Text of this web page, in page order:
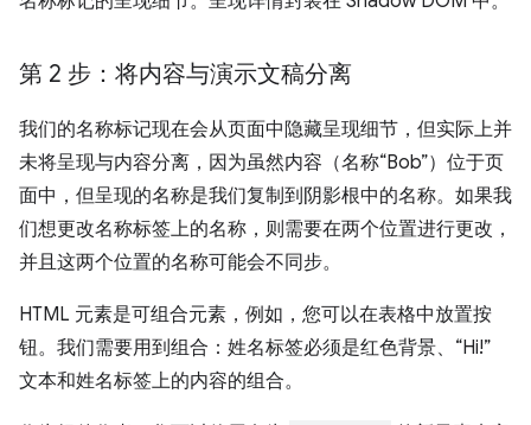
第 2 步：将内容与演示文稿分离
我们的名称标记现在会从页面中隐藏呈现细节，但实际上并
未将呈现与内容分离，因为虽然内容（名称“Bob”）位于页
面中，但呈现的名称是我们复制到阴影根中的名称。如果我
们想更改名称标签上的名称，则需要在两个位置进行更改，
并且这两个位置的名称可能会不同步。
HTML 元素是可组合元素，例如，您可以在表格中放置按
钮。我们需要用到组合：姓名标签必须是红色背景、“Hi!”
文本和姓名标签上的内容的组合。